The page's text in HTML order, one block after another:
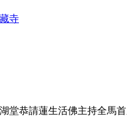
堂恭請蓮生活佛主持全馬